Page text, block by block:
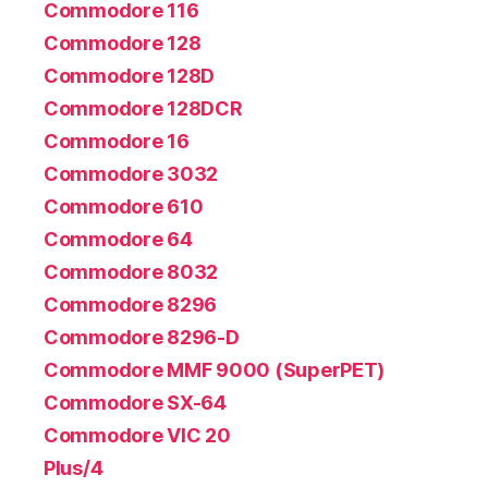
Commodore 116
Commodore 128
Commodore 128D
Commodore 128DCR
Commodore 16
Commodore 3032
Commodore 610
Commodore 64
Commodore 8032
Commodore 8296
Commodore 8296-D
Commodore MMF 9000 (SuperPET)
Commodore SX-64
Commodore VIC 20
Plus/4